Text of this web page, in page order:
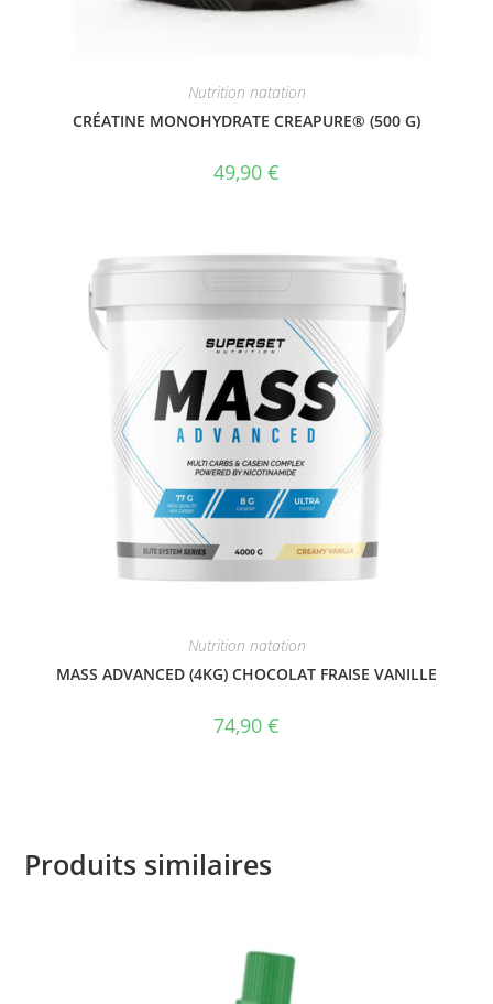
Nutrition natation
CRÉATINE MONOHYDRATE CREAPURE® (500 G)
49,90 €
Nutrition natation
MASS ADVANCED (4KG) CHOCOLAT FRAISE VANILLE
74,90 €
Produits similaires